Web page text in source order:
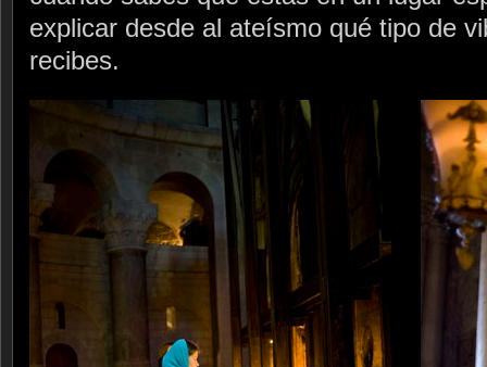
explicar desde al ateísmo qué tipo de
recibes.